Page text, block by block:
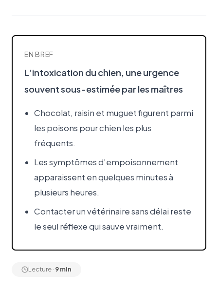
EN BREF
L’intoxication du chien, une urgence
souvent sous-estimée par les maîtres
Chocolat, raisin et muguet figurent parmi
les poisons pour chien les plus
fréquents.
Les symptômes d’empoisonnement
apparaissent en quelques minutes à
plusieurs heures.
Contacter un vétérinaire sans délai reste
le seul réflexe qui sauve vraiment.
Lecture · 9 min